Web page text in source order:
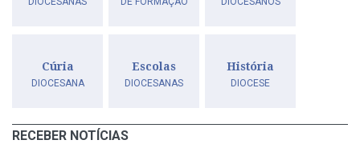
Cúria
DIOCESANA
Escolas
DIOCESANAS
História
DIOCESE
RECEBER NOTÍCIAS